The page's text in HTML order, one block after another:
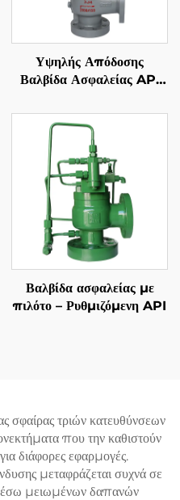
Υψηλής Απόδοσης
Βαλβίδα Ασφαλείας API
WCB/Κοπή 316,
Ρυθμιζόμενη Εξαέρωση,
για Σταθμούς Συμπιεστών
Βαλβίδα ασφαλείας με
πιλότο – Ρυθμιζόμενη API
σφαίρας τριών κατευθύνσεων
που την καθιστούν
διάφορες εφαρμογές.
μεταφράζεται συχνά σε
μειωμένων δαπανών